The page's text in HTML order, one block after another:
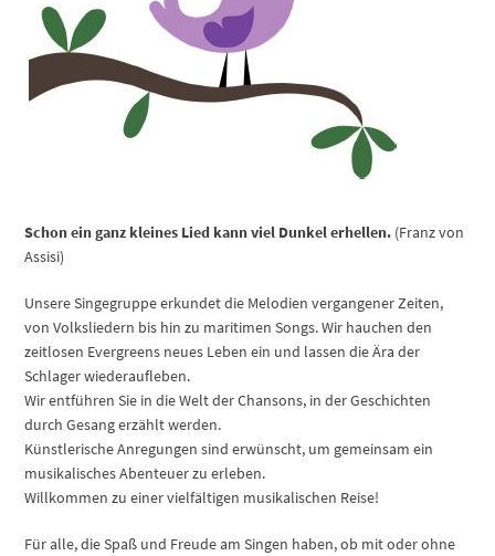
Schon ein ganz kleines Lied kann viel Dunkel erhellen. (Franz von
Assisi)
Unsere Singegruppe erkundet die Melodien vergangener Zeiten,
von Volksliedern bis hin zu maritimen Songs. Wir hauchen den
zeitlosen Evergreens neues Leben ein und lassen die Ära der
Schlager wiederaufleben.
Wir entführen Sie in die Welt der Chansons, in der Geschichten
durch Gesang erzählt werden.
Künstlerische Anregungen sind erwünscht, um gemeinsam ein
musikalisches Abenteuer zu erleben.
Willkommen zu einer vielfältigen musikalischen Reise!
Für alle, die Spaß und Freude am Singen haben, ob mit oder ohne